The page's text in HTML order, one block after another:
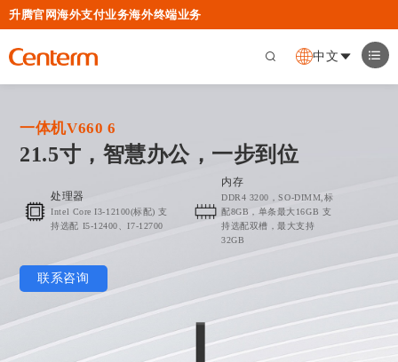
升腾官网海外支付业务海外终端业务
中文
一体机V660 6
21.5寸，智慧办公，一步到位
处理器
Intel Core I3-12100(标配) 支
持选配 I5-12400、I7-12700
内存
DDR4 3200，SO-DIMM,标
配8GB，单条最大16GB 支
持选配双槽，最大支持
32GB
联系咨询